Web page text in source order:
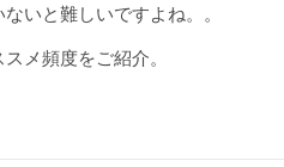
いと難しいですよね。。
メ頻度をご紹介。